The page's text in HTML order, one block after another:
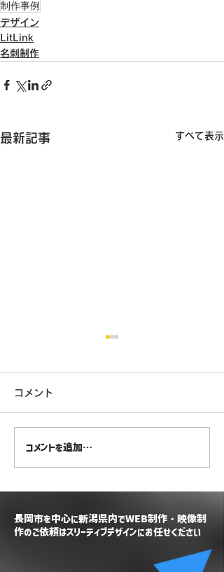
制作事例
デザイン
LitLink
名刺制作
最新記事 すべて表示
【HP制作】にいがた異業
コメント
コメントを追加…
長岡市を中心に新潟県内でWEB制作・映像制
作のご依頼は​スリーティブデザインにお任せください